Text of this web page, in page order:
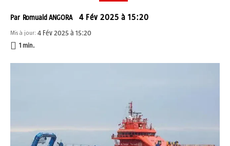
Par Romuald ANGORA 4 Fév 2025 à 15:20
Mis à jour: 4 Fév 2025 à 15:20
1 min.